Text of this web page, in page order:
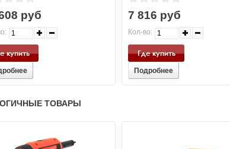
руб
купить
7 816 руб
Кол-во:
Где купить
Подробнее
ТОВАРЫ